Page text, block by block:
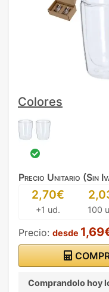
Colores
Precio Unitario (Sin
2,70€
+1 ud. 100
Precio: desde
Comprandolo hoy